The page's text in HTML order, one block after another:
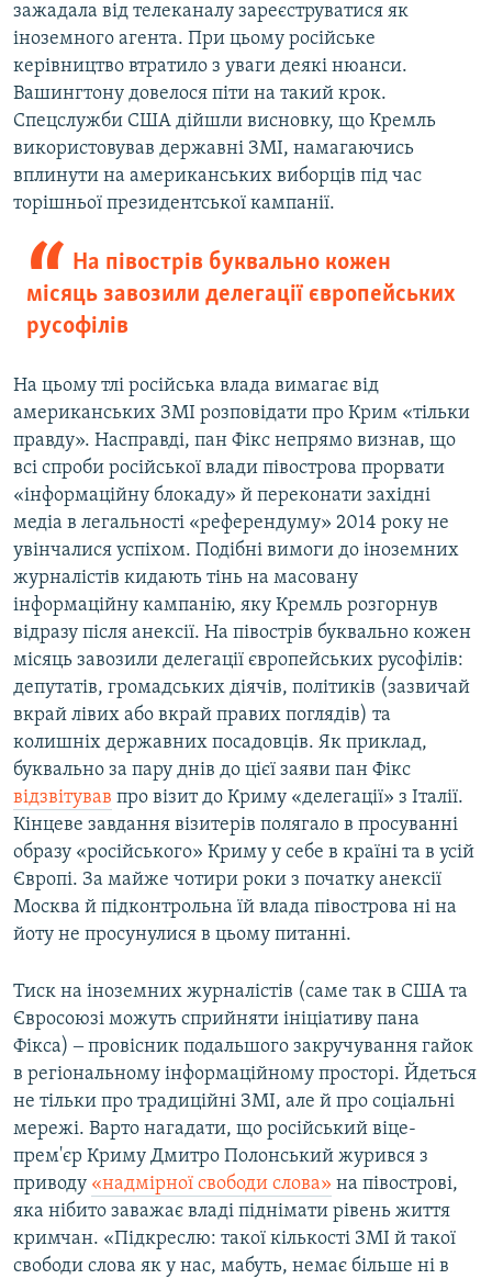
зажадала від телеканалу зареєструватися як
іноземного агента. При цьому російське
керівництво втратило з уваги деякі нюанси.
Вашингтону довелося піти на такий крок.
Спецслужби США дійшли висновку, що Кремль
використовував державні ЗМІ, намагаючись
вплинути на американських виборців під час
торішньої президентської кампанії.
На півострів буквально кожен
місяць завозили делегації європейських
русофілів
На цьому тлі російська влада вимагає від
американських ЗМІ розповідати про Крим «тільки
правду». Насправді, пан Фікс непрямо визнав, що
всі спроби російської влади півострова прорвати
«інформаційну блокаду» й переконати західні
медіа в легальності «референдуму» 2014 року не
увінчалися успіхом. Подібні вимоги до іноземних
журналістів кидають тінь на масовану
інформаційну кампанію, яку Кремль розгорнув
відразу після анексії. На півострів буквально кожен
місяць завозили делегації європейських русофілів:
депутатів, громадських діячів, політиків (зазвичай
вкрай лівих або вкрай правих поглядів) та
колишніх державних посадовців. Як приклад,
буквально за пару днів до цієї заяви пан Фікс
відзвітував про візит до Криму «делегації» з Італії.
Кінцеве завдання візитерів полягало в просуванні
образу «російського» Криму у себе в країні та в усій
Європі. За майже чотири роки з початку анексії
Москва й підконтрольна їй влада півострова ні на
йоту не просунулися в цьому питанні.
Тиск на іноземних журналістів (саме так в США та
Євросоюзі можуть сприйняти ініціативу пана
Фікса) ‒ провісник подальшого закручування гайок
в регіональному інформаційному просторі. Йдеться
не тільки про традиційні ЗМІ, але й про соціальні
мережі. Варто нагадати, що російський віце-
прем'єр Криму Дмитро Полонський журився з
приводу «надмірної свободи слова» на півострові,
яка нібито заважає владі піднімати рівень життя
кримчан. «Підкреслю: такої кількості ЗМІ й такої
свободи слова як у нас, мабуть, немає більше ні в